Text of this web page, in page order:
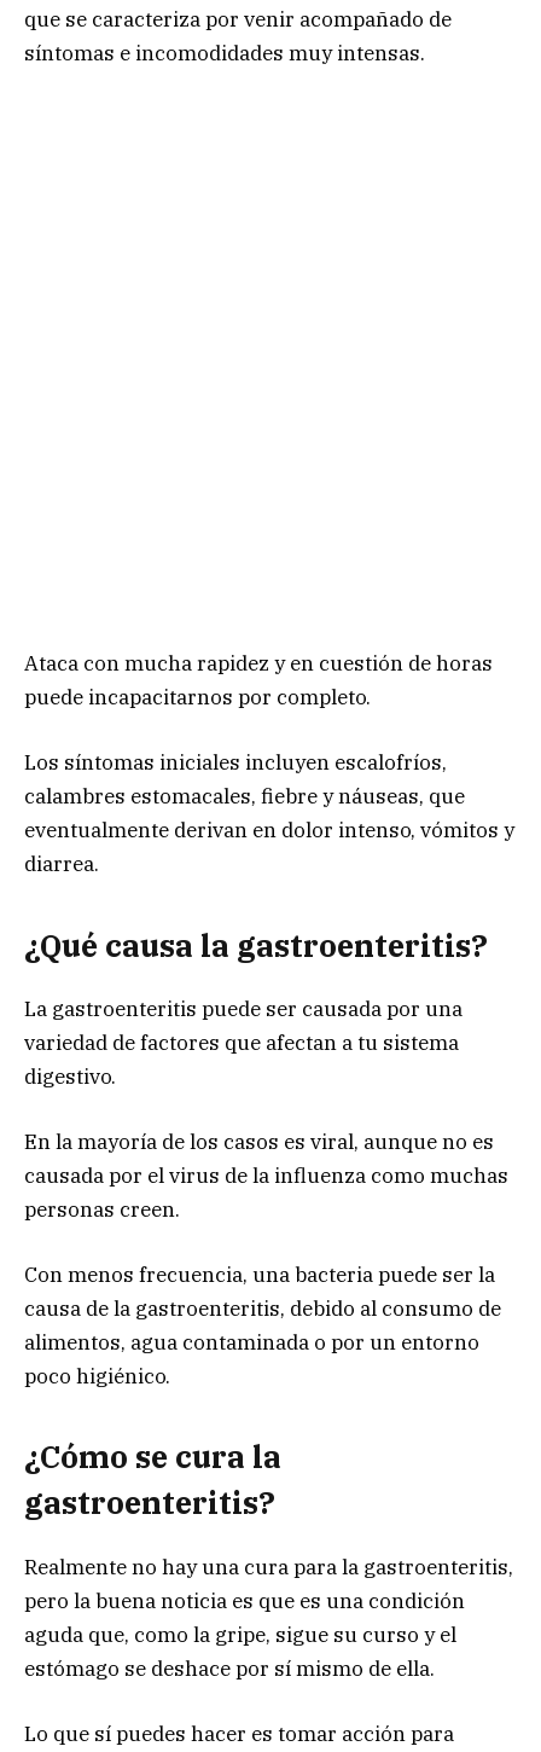
que se caracteriza por venir acompañado de
síntomas e incomodidades muy intensas.
Ataca con mucha rapidez y en cuestión de horas
puede incapacitarnos por completo.
Los síntomas iniciales incluyen escalofríos,
calambres estomacales, fiebre y náuseas, que
eventualmente derivan en dolor intenso, vómitos y
diarrea.
¿Qué causa la gastroenteritis?
La gastroenteritis puede ser causada por una
variedad de factores que afectan a tu sistema
digestivo.
En la mayoría de los casos es viral, aunque no es
causada por el virus de la influenza como muchas
personas creen.
Con menos frecuencia, una bacteria puede ser la
causa de la gastroenteritis, debido al consumo de
alimentos, agua contaminada o por un entorno
poco higiénico.
¿Cómo se cura la
gastroenteritis?
Realmente no hay una cura para la gastroenteritis,
pero la buena noticia es que es una condición
aguda que, como la gripe, sigue su curso y el
estómago se deshace por sí mismo de ella.
Lo que sí puedes hacer es tomar acción para